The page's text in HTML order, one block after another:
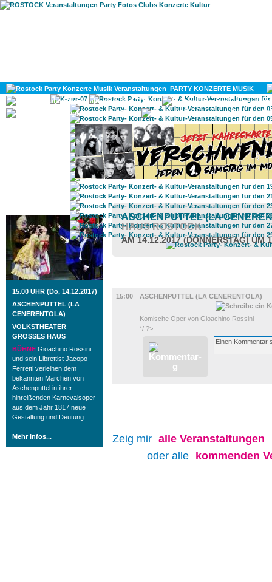
PARTY KONZERTE MUSIK
KULTUR
GAY
ROSTOCK TAGESTIPP
15.00 UHR (Do, 14.12.2017)
ASCHENPUTTEL (LA
CENERENTOLA)
VOLKSTHEATER
GROSSES HAUS
BÜHNE Gioachino Rossini
und sein Librettist Jacopo
Ferretti verleihen dem
bekannten Märchen von
Aschenputtel in ihrer
hinreißenden Karnevalsoper
aus dem Jahr 1817 neue
Gestaltung und Deutung.
Mehr Infos...
ASCHENPUTTEL (LA
AUS ROSTOCK
AM 14.12.2017 (DONNERSTAG) UM
15:00
ASCHENPUTTEL (LA CENERENTOLA)
Komische Oper von Gioachino Rossini
*/ ?>
Zeig mir alle Veranstaltungen
oder alle
kommenden